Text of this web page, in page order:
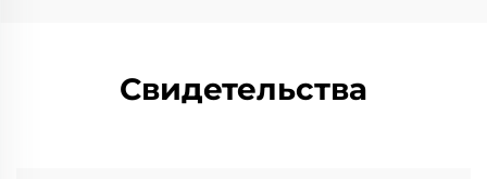
Свидетельства